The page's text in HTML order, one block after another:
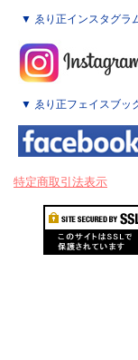
▼ ゑり正インスタグラ
▼ ゑり正フェイスブッ
特定商取引法表示